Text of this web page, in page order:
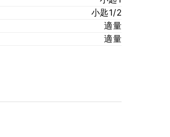
小匙1/2
適量
適量